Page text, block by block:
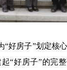
“好房子”划定
“好房子”的完